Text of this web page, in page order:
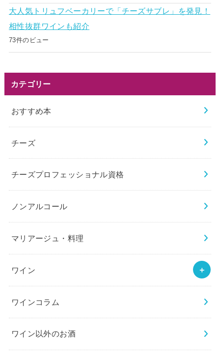
大人気トリュフベーカリーで「チーズサブレ」を発見！
相性抜群ワインも紹介
73件のビュー
カテゴリー
おすすめ本
チーズ
チーズプロフェッショナル資格
ノンアルコール
マリアージュ・料理
ワイン
ワインコラム
ワイン以外のお酒